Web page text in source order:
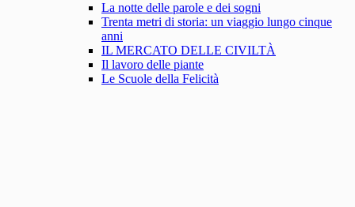
La notte delle parole e dei sogni
Trenta metri di storia: un viaggio lungo cinque
anni
IL MERCATO DELLE CIVILTÀ
Il lavoro delle piante
Le Scuole della Felicità